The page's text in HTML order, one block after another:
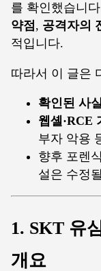
를 확인했습니
약점, 공격자의
적입니다.
따라서 이 글은
확인된 사실
웹셸·RCE
부자 악용
향후 포렌
설은 수정
1. SKT 유
개요